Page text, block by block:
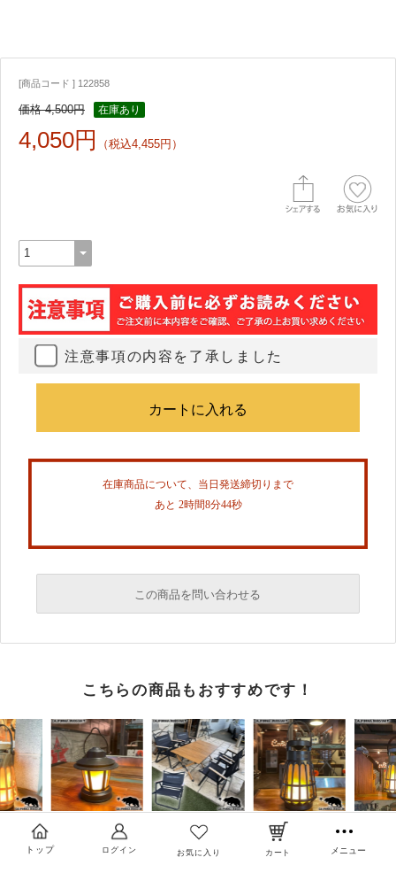
[商品コード ] 122858
価格 4,500円 在庫あり
4,050円 （税込4,455円）
注意事項の内容を了承しました
在庫商品について、当日発送締切りまで
あと 2時間8分44秒
この商品を問い合わせる
必須
こちらの商品もおすすめです！
トップ ログイン お気に入り カート メニュー